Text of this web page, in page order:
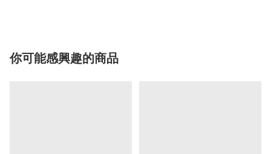
你可能感興趣的商品